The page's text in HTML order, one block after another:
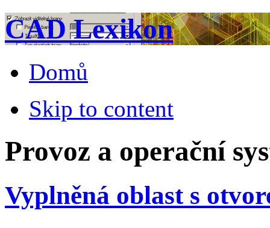
CAD Lexikon
Domů
Skip to content
Provoz a operační
Vyplněná oblast s